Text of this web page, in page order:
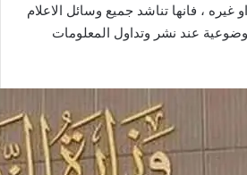
، فانها تناشد جميع وسائل الاعلام
عند نشر وتداول المعلومات